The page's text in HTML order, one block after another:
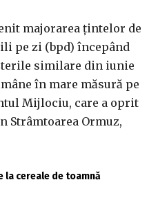
majorarea ţintelor de
pe zi (bpd) începând
similare din iunie
în mare măsură pe
Mijlociu, care a oprit
Ormuz,
cereale de toamnă